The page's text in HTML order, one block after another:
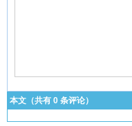
本文（共有 0 条评论）